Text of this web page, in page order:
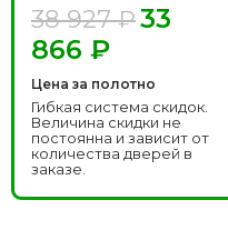
38 927₽33
866 ₽
Цена за полотно
Гибкая система скидок.
Величина скидки не
постоянна и зависит от
количества дверей в
заказе.